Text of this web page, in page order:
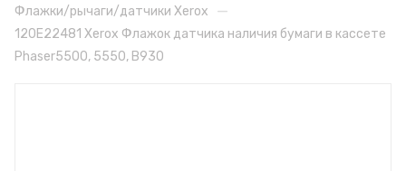
Флажки/рычаги/датчики Xerox —
120E22481 Xerox Флажок датчика наличия бумаги в кассете
Phaser5500, 5550, B930